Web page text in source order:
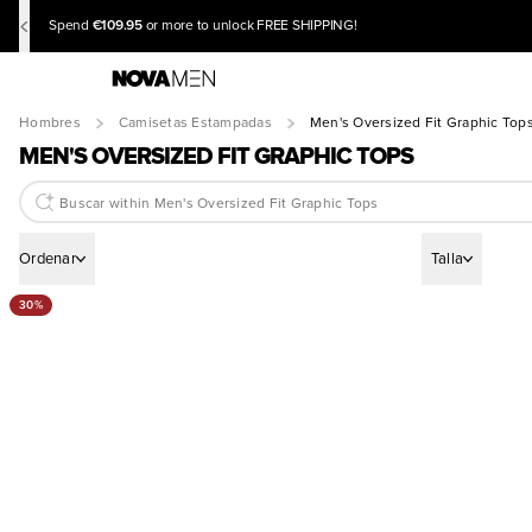
Spend €109.95 or more to unlock FREE SHIPPING!
Hombres Camisetas Estampadas Men's Oversized Fit Graphic Tops
MEN'S OVERSIZED FIT GRAPHIC TOPS
Ordenar Talla
30%